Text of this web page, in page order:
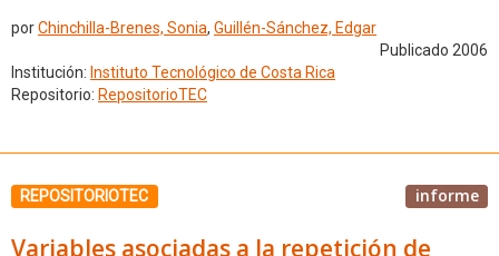
porChinchilla-Brenes, Sonia, Guillén-Sánchez, Edgar
Publicado 2006
Institución: Instituto Tecnológico de Costa Rica
Repositorio: RepositorioTEC
REPOSITORIOTEC informe
Variables asociadas a la repetición de